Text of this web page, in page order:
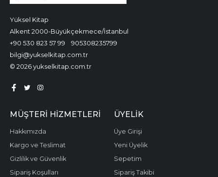
Yüksel Kitap
Alkent 2000-Büyükçekmece/İstanbul
+90 530 823 57 99
905308235799
bilgi@yukselkitap.com.tr
© 2026 yukselkitap.com.tr
MÜŞTERI HIZMETLERI
Hakkımızda
Kargo ve Teslimat
Gizlilik ve Güvenlik
Sipariş Koşulları
ÜYELIK
Üye Girişi
Yeni Üyelik
Sepetim
Sipariş Takibi